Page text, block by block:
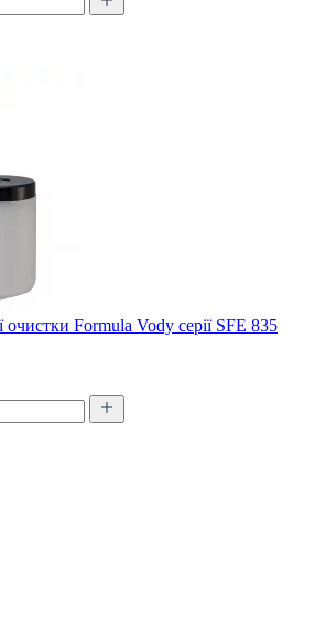
Formula Vody серії SFE 835